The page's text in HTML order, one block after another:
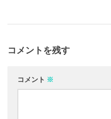
コメントを残す
コメント ※